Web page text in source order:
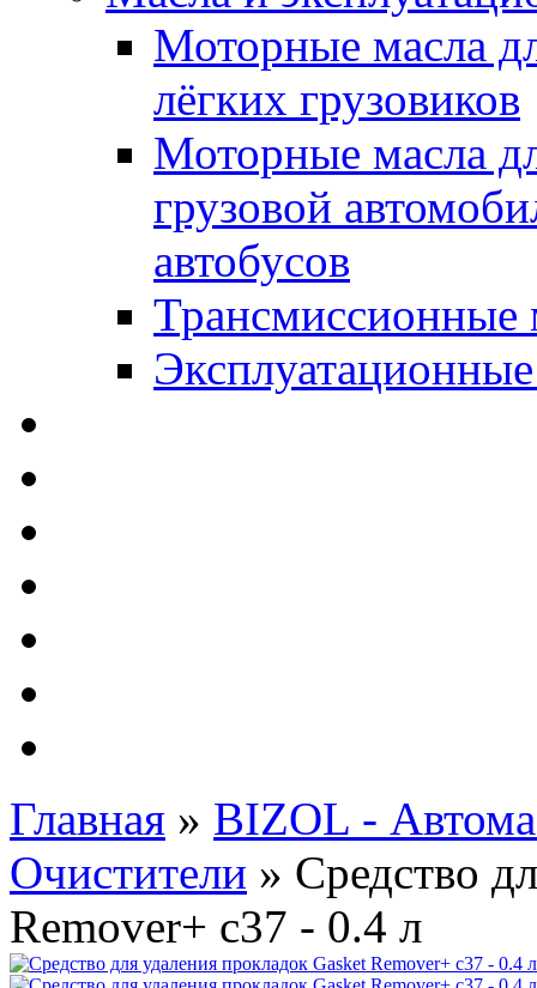
Моторные масла
лёгких грузовиков
Моторные масла
грузовой
автобусов
Трансмиссионные
Главная » BIZOL -
Очистители » Средство
Remover+ c37 - 0.4 л